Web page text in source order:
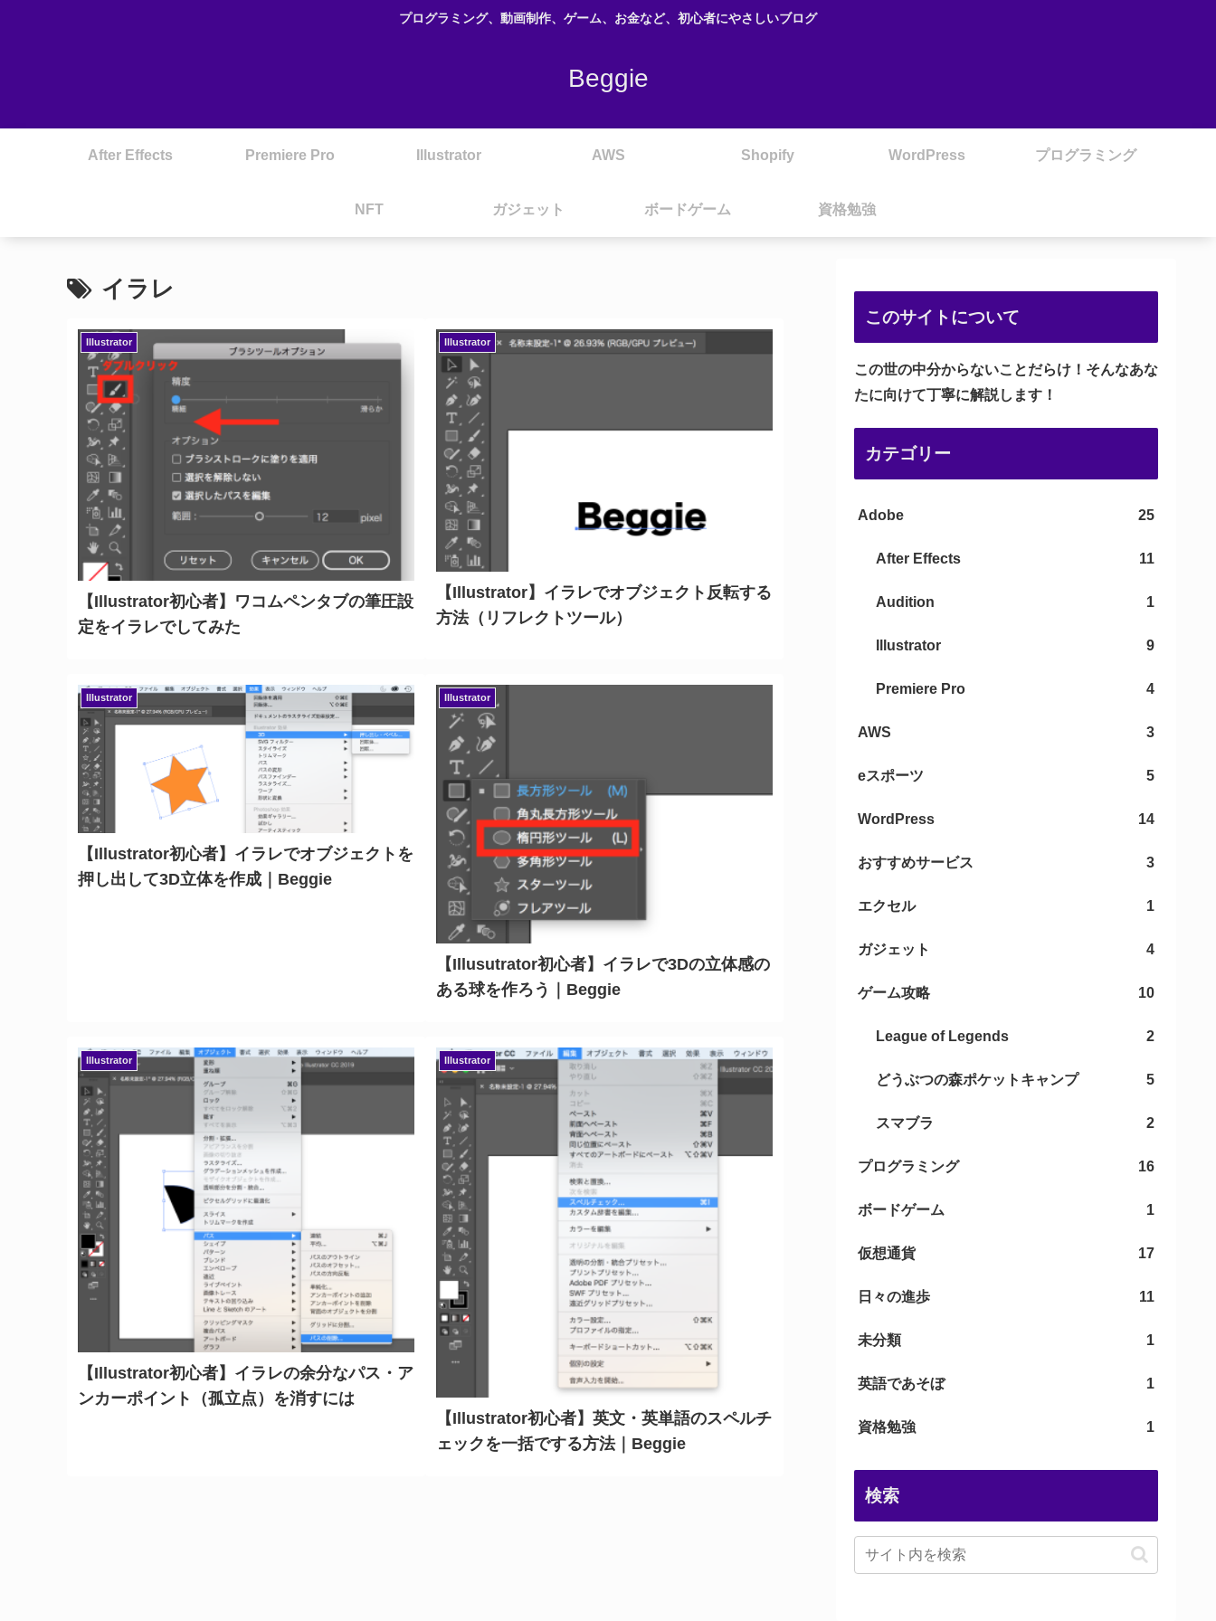
プログラミング、動画制作、ゲーム、お金など、初心者にやさしいブログ
Beggie
After Effects Premiere Pro Illustrator AWS Shopify WordPress プログラミング
NFT ガジェット ボードゲーム 資格勉強
イラレ
Illustrator
【Illustrator初心者】ワコムペンタブの筆圧設
定をイラレでしてみた
Illustrator
【Illustrator】イラレでオブジェクト反転する
方法（リフレクトツール）
Illustrator
【Illustrator初心者】イラレでオブジェクトを
押し出して3D立体を作成｜Beggie
Illustrator
【Illusutrator初心者】イラレで3Dの立体感の
ある球を作ろう｜Beggie
Illustrator
【Illustrator初心者】イラレの余分なパス・ア
ンカーポイント（孤立点）を消すには
Illustrator
【Illustrator初心者】英文・英単語のスペルチ
ェックを一括でする方法｜Beggie
このサイトについて
この世の中分からないことだらけ！そんなあな
たに向けて丁寧に解説します！
カテゴリー
Adobe 25
After Effects 11
Audition 1
Illustrator 9
Premiere Pro 4
AWS 3
eスポーツ 5
WordPress 14
おすすめサービス 3
エクセル 1
ガジェット 4
ゲーム攻略 10
League of Legends 2
どうぶつの森ポケットキャンプ 5
スマブラ 2
プログラミング 16
ボードゲーム 1
仮想通貨 17
日々の進歩 11
未分類 1
英語であそぼ 1
資格勉強 1
検索